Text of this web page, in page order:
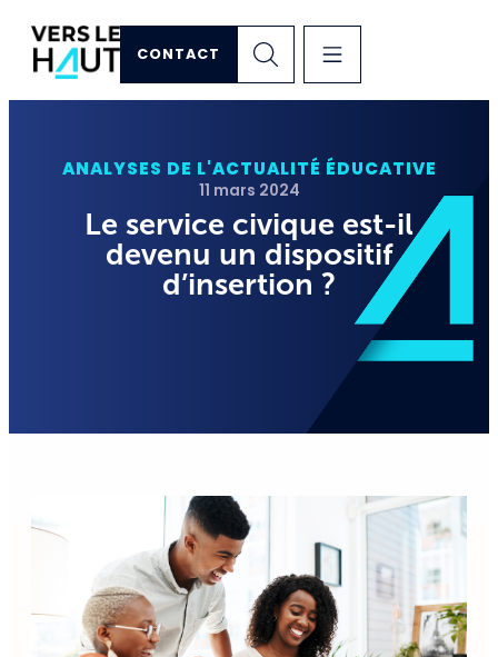
CONTACT
ANALYSES DE L'ACTUALITÉ ÉDUCATIVE
11 mars 2024
Le service civique est-il
devenu un dispositif
d’insertion ?